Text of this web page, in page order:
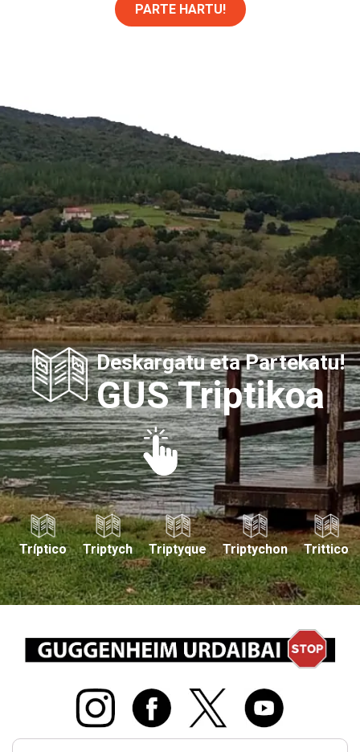
PARTE HARTU!
Deskargatu eta Partekatu!
GUS Triptikoa
Tríptico Triptych Triptyque Triptychon Trittico